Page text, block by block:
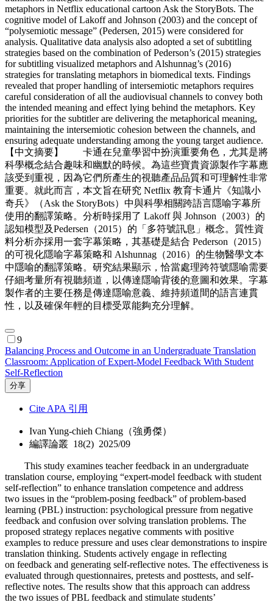
metaphors in Netflix educational cartoon Ask the StoryBots. The
cognitive model of Lakoff and Johnson (2003) and the concept of
“polysemiotic message” (Pedersen, 2015) were considered for
analysis. Qualitative data analysis also adopted a set of subtitling
strategies based on the combination of Pederson’s (2015) strategies
for subtitling visualized metaphors and Alshunnag’s (2016)
strategies for translating metaphors in biomedical texts. Findings
revealed that proper handling of intersemiotic metaphors requires
careful consideration of all the audiovisual channels to convey both
the intended meaning and effect lying behind the metaphors. Key
priorities for the subtitler are delivering the metaphorical meaning,
maintaining the intersemiotic cohesion between the channels, and
ensuring adequate understanding among the young target audience.
【中文摘要】 卡通在兒童學習中扮演重要角色，尤其是將
科學概念結合趣味和幽默的時候。為這些寶貴資源製作字幕應
該受到重視，因為它們所產生的視聽產品品質和可理解性非常
重要。就此而言，本文旨在研究 Netflix 教育卡通片《知識小
奇兵》（Ask the StoryBots）中與科學相關跨語言隱喻字幕所
使用的翻譯策略。分析時採用了 Lakoff 與 Johnson（2003）的
認知模型及Pedersen（2015）的「多符號訊息」概念。質性資
料分析亦採用一套字幕策略，其基礎是結合 Pederson（2015）
的可視化隱喻字幕策略和 Alshunnag（2016）的生物醫學文本
中隱喻的翻譯策略。研究結果顯示，恰當處理跨符號隱喻需要
仔細考量所有視聽頻道，以傳達隱喻背後的意圖和效果。字幕
製作者的主要任務是傳達隱喻意義、維持頻道間的語言連貫
性，以及確保年輕的目標受眾能夠充分理解。
9
Balancing Process and Outcome in an Undergraduate Translation
Classroom: Application of Expert-Model Feedback With Student
Self-Reflection
分享
Cite APA 引用
Ivan Yung-chieh Chiang（強勇傑）
編譯論叢 18(2) 2025/09
This study examines teacher feedback in an undergraduate
translation course, employing “expert-model feedback with student
self-reflection” to enhance translation competence and address
two issues in the “problem-posing feedback” of problem-based
learning (PBL) instruction: psychological pressure from negative
feedback and confusion over solving translation problems. The
proposed strategy replaces negative comments with positive
examples to reduce pressure and uses clear demonstrations to inspire
translation thinking. Students actively engage in reflecting
on feedback and generating self-reflective notes. The effectiveness is
evaluated through questionnaires, pretests and posttests, and self-
reflective notes. The results show that this approach can address
the two issues of PBL feedback and stimulate students’